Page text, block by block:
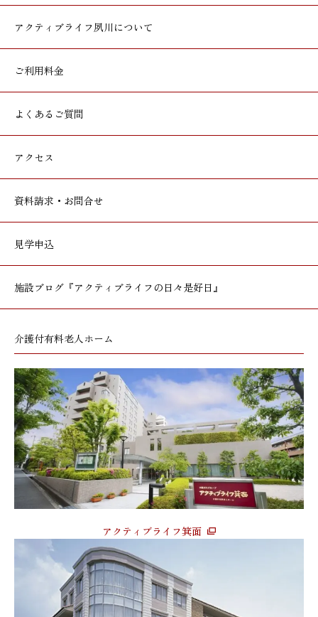
アクティブライフ夙川について
ご利用料金
よくあるご質問
アクセス
資料請求・お問合せ
見学申込
施設ブログ 『アクティブライフの日々是好日』
介護付有料老人ホーム
アクティブライフ箕面